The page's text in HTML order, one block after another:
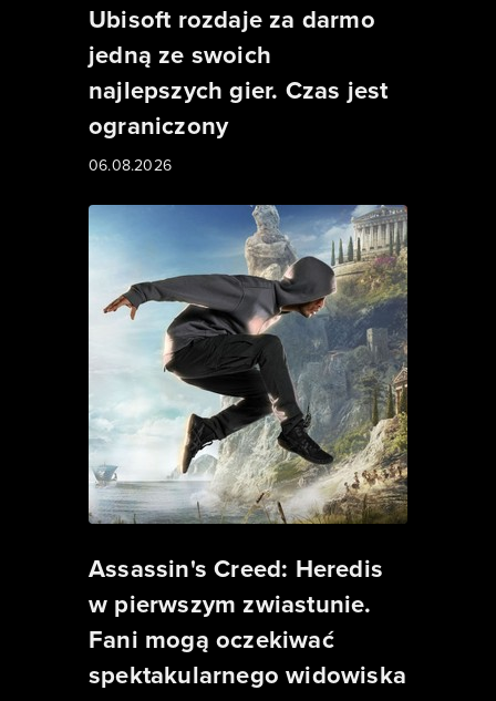
Ubisoft rozdaje za darmo
jedną ze swoich
najlepszych gier. Czas jest
ograniczony
06.08.2026
Assassin's Creed: Heredis
w pierwszym zwiastunie.
Fani mogą oczekiwać
spektakularnego widowiska